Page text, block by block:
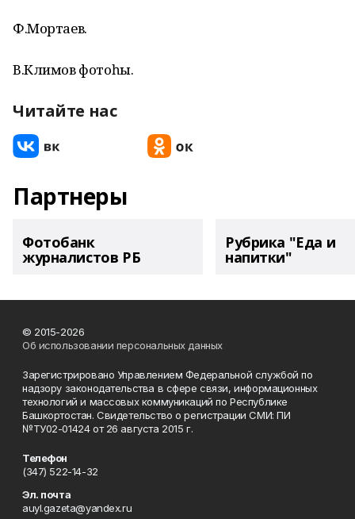
Ф.Мортаев.
В.Климов фотоһы.
Читайте нас
Партнеры
Фотобанк
журналистов РБ
Рубрика "Еда и
напитки"
© 2015-2026
Об использовании персональных данных
Зарегистрировано Управлением Федеральной службой по
надзору законодательства в сфере связи, информационных
технологий и массовых коммуникаций по Республике
Башкортостан. Свидетельство о регистрации СМИ: ПИ
№ТУ02-01424 от 26 августа 2015 г.
Телефон
(347) 522-14-32
Эл. почта
auyl.gazeta@yandex.ru